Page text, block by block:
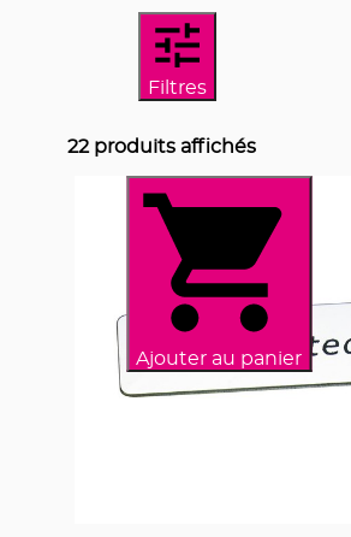
Filtres
22produits affichés
Ajouter au panier